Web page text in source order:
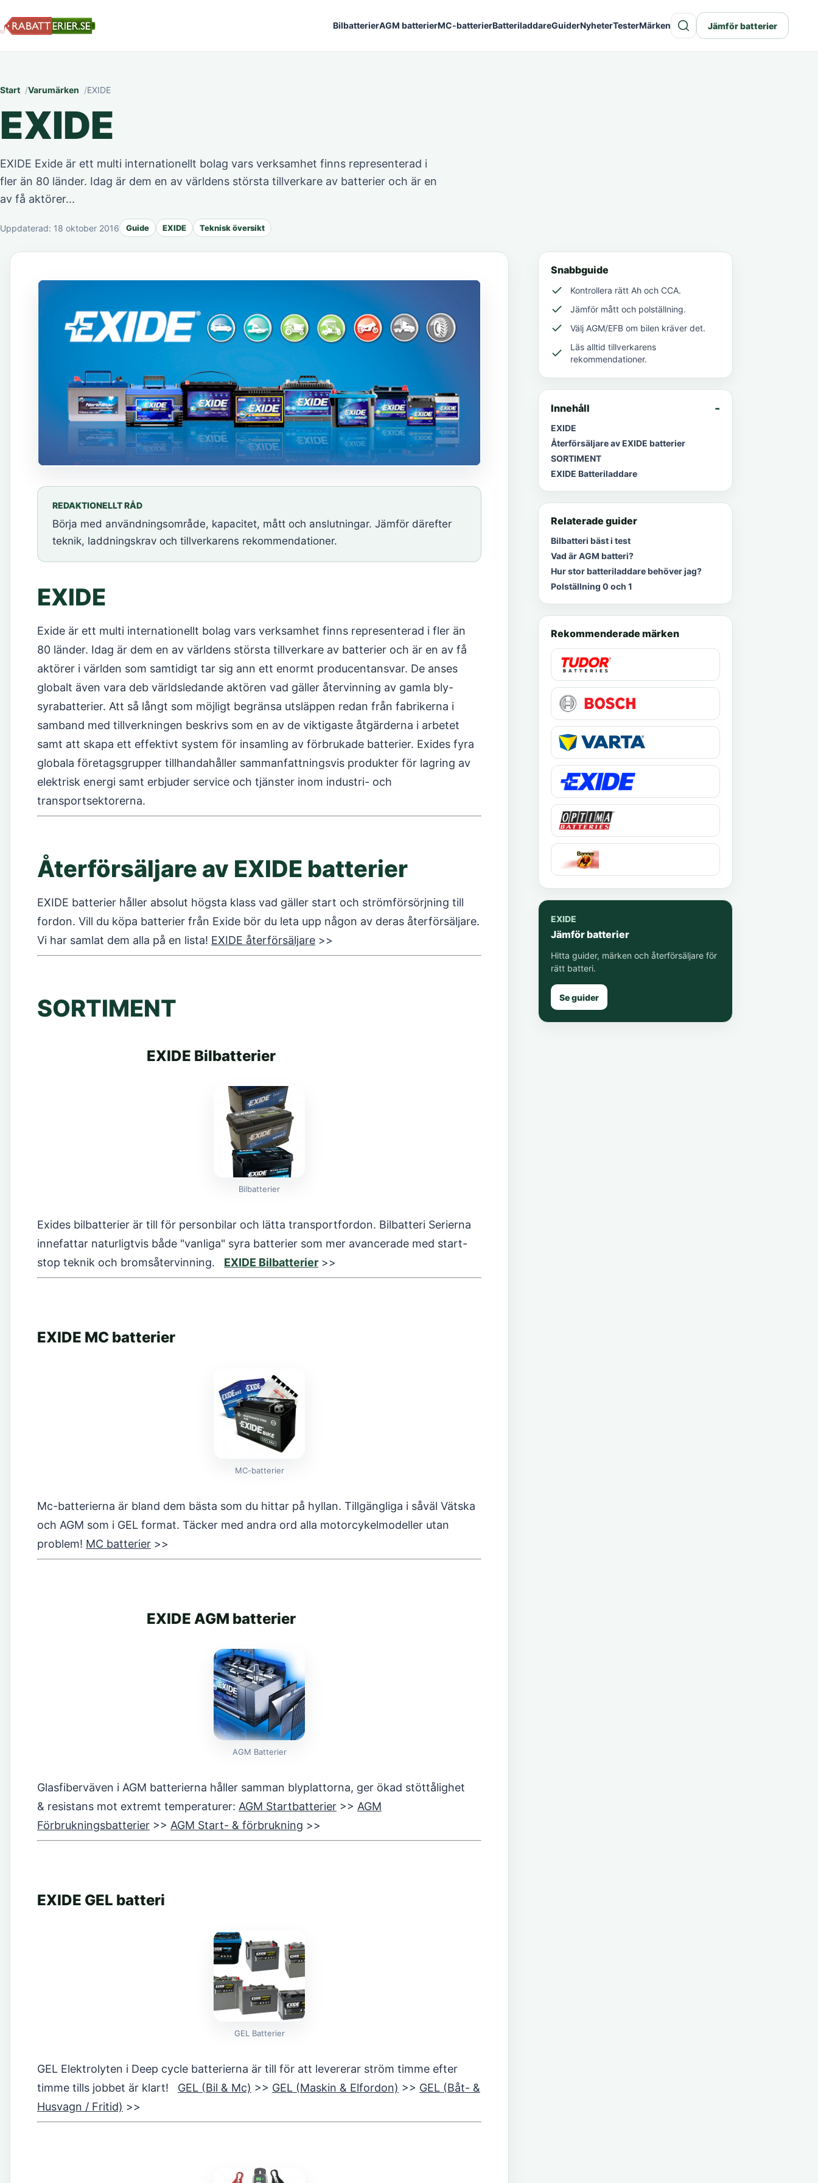
BilbatterierAGM batterierMC-batterierBatteriladdareGuiderNyheterTesterMärken Jämför batterier
Start Varumärken EXIDE
EXIDE
EXIDE Exide är ett multi internationellt bolag vars verksamhet finns representerad i
fler än 80 länder. Idag är dem en av världens största tillverkare av batterier och är en
av få aktörer...
Uppdaterad: 18 oktober 2016 Guide EXIDE Teknisk översikt
REDAKTIONELLT RÅD
Börja med användningsområde, kapacitet, mått och anslutningar. Jämför därefter
teknik, laddningskrav och tillverkarens rekommendationer.
EXIDE
Exide är ett multi internationellt bolag vars verksamhet finns representerad i fler än
80 länder. Idag är dem en av världens största tillverkare av batterier och är en av få
aktörer i världen som samtidigt tar sig ann ett enormt producentansvar. De anses
globalt även vara deb världsledande aktören vad gäller återvinning av gamla bly-
syrabatterier. Att så långt som möjligt begränsa utsläppen redan från fabrikerna i
samband med tillverkningen beskrivs som en av de viktigaste åtgärderna i arbetet
samt att skapa ett effektivt system för insamling av förbrukade batterier. Exides fyra
globala företagsgrupper tillhandahåller sammanfattningsvis produkter för lagring av
elektrisk energi samt erbjuder service och tjänster inom industri- och
transportsektorerna.
Återförsäljare av EXIDE batterier
EXIDE batterier håller absolut högsta klass vad gäller start och strömförsörjning till
fordon. Vill du köpa batterier från Exide bör du leta upp någon av deras återförsäljare.
Vi har samlat dem alla på en lista! EXIDE återförsäljare >>
SORTIMENT
EXIDE Bilbatterier
Bilbatterier
Exides bilbatterier är till för personbilar och lätta transportfordon. Bilbatteri Serierna
innefattar naturligtvis både "vanliga" syra batterier som mer avancerade med start-
stop teknik och bromsåtervinning. EXIDE Bilbatterier >>
EXIDE MC batterier
MC-batterier
Mc-batterierna är bland dem bästa som du hittar på hyllan. Tillgängliga i såväl Vätska
och AGM som i GEL format. Täcker med andra ord alla motorcykelmodeller utan
problem! MC batterier >>
EXIDE AGM batterier
AGM Batterier
Glasfiberväven i AGM batterierna håller samman blyplattorna, ger ökad stöttålighet
& resistans mot extremt temperaturer: AGM Startbatterier >> AGM
Förbrukningsbatterier >> AGM Start- & förbrukning >>
EXIDE GEL batteri
GEL Batterier
GEL Elektrolyten i Deep cycle batterierna är till för att levererar ström timme efter
timme tills jobbet är klart! GEL (Bil & Mc) >> GEL (Maskin & Elfordon) >> GEL (Båt- &
Husvagn / Fritid) >>
Snabbguide
Kontrollera rätt Ah och CCA.
Jämför mått och polställning.
Välj AGM/EFB om bilen kräver det.
Läs alltid tillverkarens
rekommendationer.
Innehåll
EXIDE
Återförsäljare av EXIDE batterier
SORTIMENT
EXIDE Batteriladdare
Relaterade guider
Bilbatteri bäst i test
Vad är AGM batteri?
Hur stor batteriladdare behöver jag?
Polställning 0 och 1
Rekommenderade märken
EXIDE
Jämför batterier
Hitta guider, märken och återförsäljare för
rätt batteri.
Se guider